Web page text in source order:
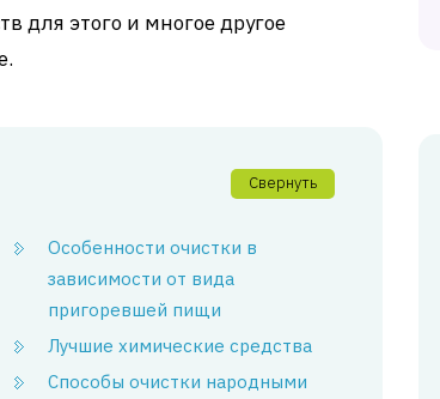
для этого и многое другое
Свернуть
Особенности очистки в
зависимости от вида
пригоревшей пищи
Лучшие химические средства
Способы очистки народными